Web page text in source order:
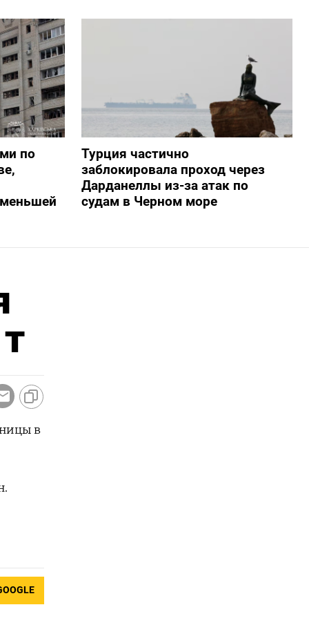
по
Турция частично
заблокировала проход через
Дарданеллы из-за атак по
судам в Черном море
в